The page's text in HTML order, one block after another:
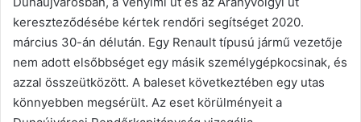
kereszteződésébe kértek rendőri segítséget 2020.
március 30-án délután. Egy Renault típusú jármű vezetője
nem adott elsőbbséget egy másik személygépkocsinak, és
azzal összeütközött. A baleset következtében egy utas
könnyebben megsérült. Az eset körülményeit a